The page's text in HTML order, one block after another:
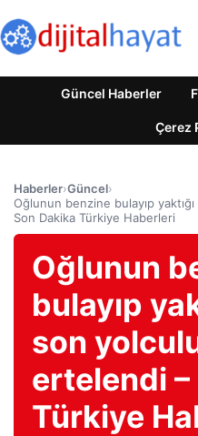
Güncel Haberler
Çerez
Haberler›Güncel›
Oğlunun benzine bulayıp
Son Dakika Türkiye Haberleri
Oğlunun
bulayıp
son
ertelendi –
Türkiye